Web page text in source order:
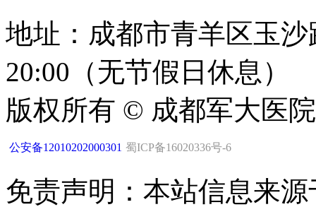
地址：成都市青羊区玉
20:00（无节假日休息）
版权所有 © 成都军大医
公安备12010202000301 蜀ICP备16020336号-6
免责声明：本站信息来